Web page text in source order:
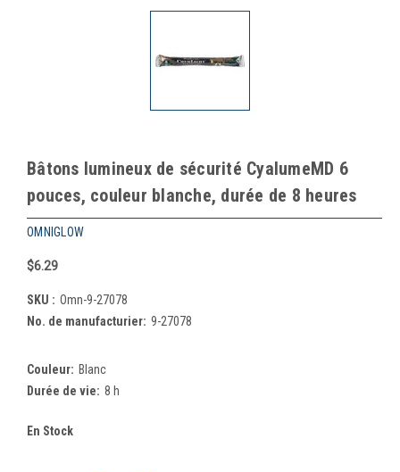
Bâtons lumineux de sécurité CyalumeMD 6
pouces, couleur blanche, durée de 8 heures
OMNIGLOW
$6.29
SKU : Omn-9-27078
No. de manufacturier: 9-27078
Couleur: Blanc
Durée de vie: 8 h
En Stock